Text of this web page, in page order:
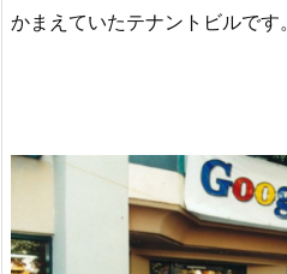
かまえていたテナントビルです。